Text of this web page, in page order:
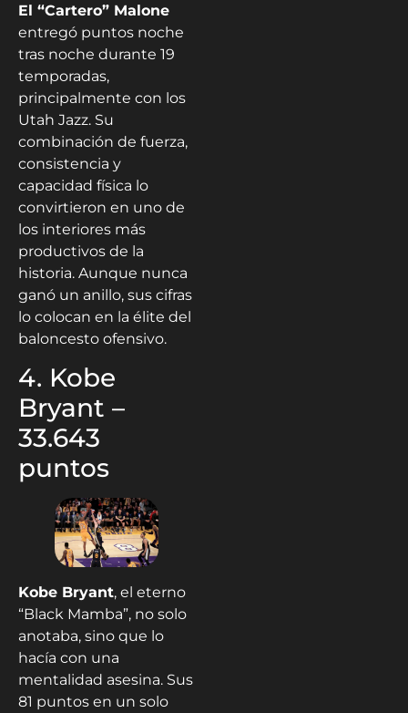
El “Cartero” Malone
entregó puntos noche
tras noche durante 19
temporadas,
principalmente con los
Utah Jazz. Su
combinación de fuerza,
consistencia y
capacidad física lo
convirtieron en uno de
los interiores más
productivos de la
historia. Aunque nunca
ganó un anillo, sus cifras
lo colocan en la élite del
baloncesto ofensivo.
4. Kobe
Bryant –
33.643
puntos
Kobe Bryant, el eterno
“Black Mamba”, no solo
anotaba, sino que lo
hacía con una
mentalidad asesina. Sus
81 puntos en un solo